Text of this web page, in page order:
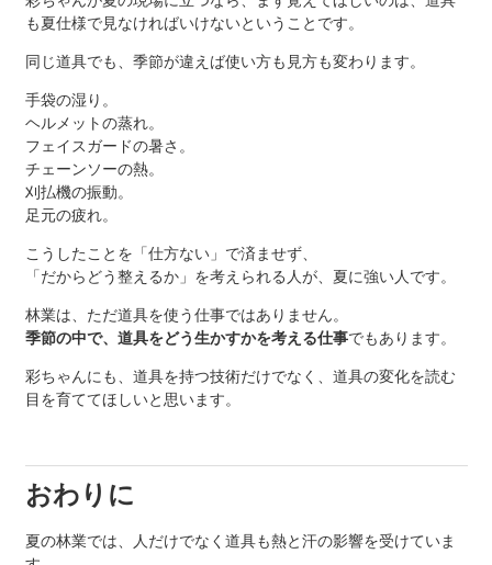
も夏仕様で見なければいけないということです。
同じ道具でも、季節が違えば使い方も見方も変わります。
手袋の湿り。
ヘルメットの蒸れ。
フェイスガードの暑さ。
チェーンソーの熱。
刈払機の振動。
足元の疲れ。
こうしたことを「仕方ない」で済ませず、
「だからどう整えるか」を考えられる人が、夏に強い人です。
林業は、ただ道具を使う仕事ではありません。
季節の中で、道具をどう生かすかを考える仕事でもあります。
彩ちゃんにも、道具を持つ技術だけでなく、道具の変化を読む
目を育ててほしいと思います。
おわりに
夏の林業では、人だけでなく道具も熱と汗の影響を受けていま